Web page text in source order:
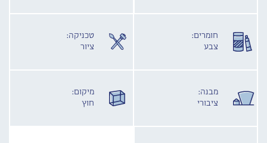
חומרים:
צבע
טכניקה:
ציור
מבנה:
ציבורי
מיקום:
חוץ